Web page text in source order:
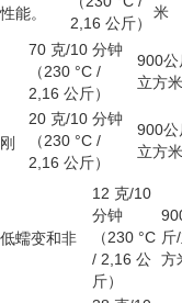
能。
2,16 公斤）
米
70 克/10 分钟
（230 °C /
2,16 公斤）
900公
立方米
20 克/10 分钟
（230 °C /
2,16 公斤）
900公
立方米
蠕变和非
12 克/10
分钟
（230 °C
/ 2,16 公
斤）
斤
方